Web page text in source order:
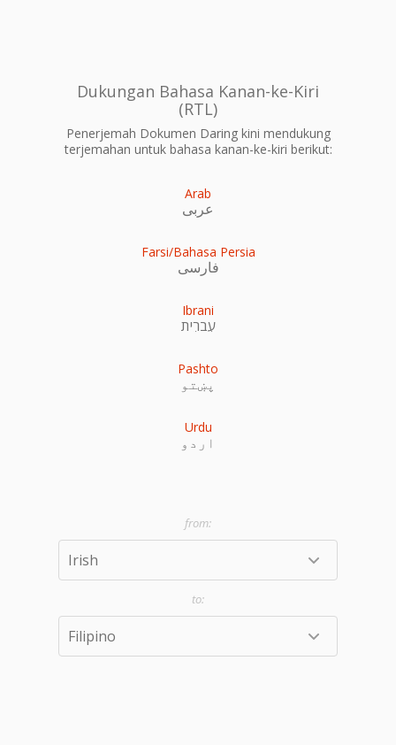
Dukungan Bahasa Kanan-ke-Kiri
(RTL)
Penerjemah Dokumen Daring kini mendukung
terjemahan untuk bahasa kanan-ke-kiri berikut:
Arab
عربى
Farsi/Bahasa Persia
فارسی
Ibrani
עִברִית
Pashto
پښتو
Urdu
اردو